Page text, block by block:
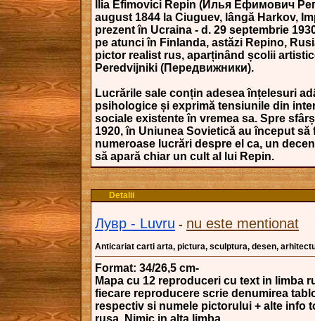
Ilia Efimovici Repin (Илья Ефимович
august 1844 la Ciuguev, lângă Harkov,
prezent în Ucraina - d. 29 septembrie
pe atunci în Finlanda, astăzi Repino,
pictor realist rus, aparținând școlii
Peredvijniki (Передвижники).
Lucrările sale conțin adesea înțelesuri
psihologice și exprimă tensiunile din
sociale existente în vremea sa. Spre
1920, în Uniunea Sovietică au început să
numeroase lucrări despre el ca, un
să apară chiar un cult al lui Repin.
Detalii
Лувр - Luvru - nu este mentionat
Anticariat carti arta, pictura, sculptura, desen,
Format: 34/26,5 cm-
Mapa cu 12 reproduceri cu text in limba
fiecare reproducere scrie denumirea
respectiv si numele pictorului + alte info
rusa. Nimic in alta limba